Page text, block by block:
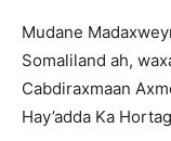
Mudane
Somaliland ah,
Cabdiraxmaan
Hay’adda Ka